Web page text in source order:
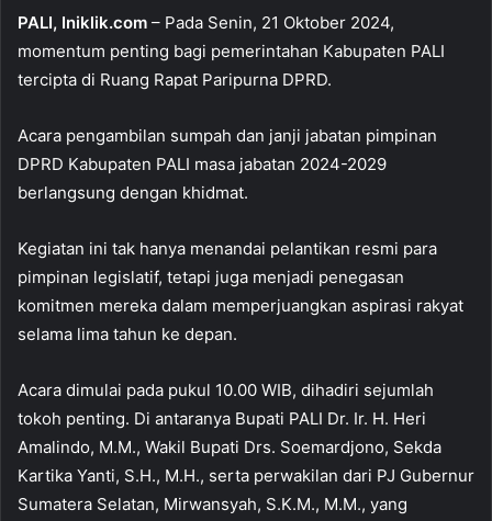
PALI, Iniklik.com – Pada Senin, 21 Oktober 2024,
momentum penting bagi pemerintahan Kabupaten PALI
tercipta di Ruang Rapat Paripurna DPRD.
Acara pengambilan sumpah dan janji jabatan pimpinan
DPRD Kabupaten PALI masa jabatan 2024-2029
berlangsung dengan khidmat.
Kegiatan ini tak hanya menandai pelantikan resmi para
pimpinan legislatif, tetapi juga menjadi penegasan
komitmen mereka dalam memperjuangkan aspirasi rakyat
selama lima tahun ke depan.
Acara dimulai pada pukul 10.00 WIB, dihadiri sejumlah
tokoh penting. Di antaranya Bupati PALI Dr. Ir. H. Heri
Amalindo, M.M., Wakil Bupati Drs. Soemardjono, Sekda
Kartika Yanti, S.H., M.H., serta perwakilan dari PJ Gubernur
Sumatera Selatan, Mirwansyah, S.K.M., M.M., yang